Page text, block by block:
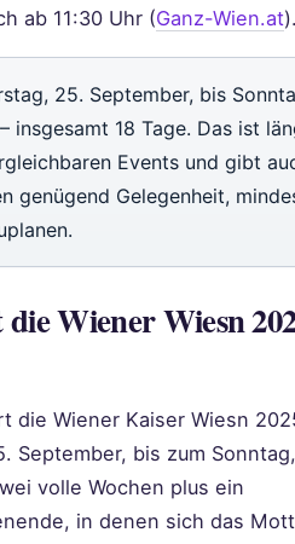
ab 11:30 Uhr (Ganz-Wien.at
25. September, bis
insgesamt 18 Tage. Das ist
Events und gibt
genügend Gelegenheit,
Wiener Wiesn
die Wiener Kaiser Wiesn
September, bis zum
volle Wochen plus ein
in denen sich das